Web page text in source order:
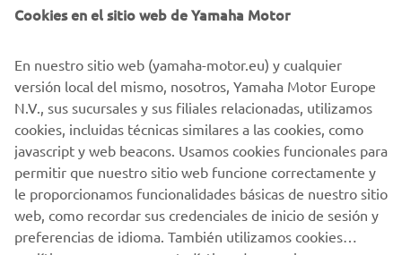
CORPORATIVO
PROFESIONALES
MÁS YAMAHA
AYUDA
Cookies en el sitio web de Yamaha Motor
En nuestro sitio web (yamaha-motor.eu) y cualquier
versión local del mismo, nosotros, Yamaha Motor Europe
N.V., sus sucursales y sus filiales relacionadas, utilizamos
cookies, incluidas técnicas similares a las cookies, como
javascript y web beacons. Usamos cookies funcionales para
permitir que nuestro sitio web funcione correctamente y
le proporcionamos funcionalidades básicas de nuestro sitio
web, como recordar sus credenciales de inicio de sesión y
preferencias de idioma. También utilizamos cookies